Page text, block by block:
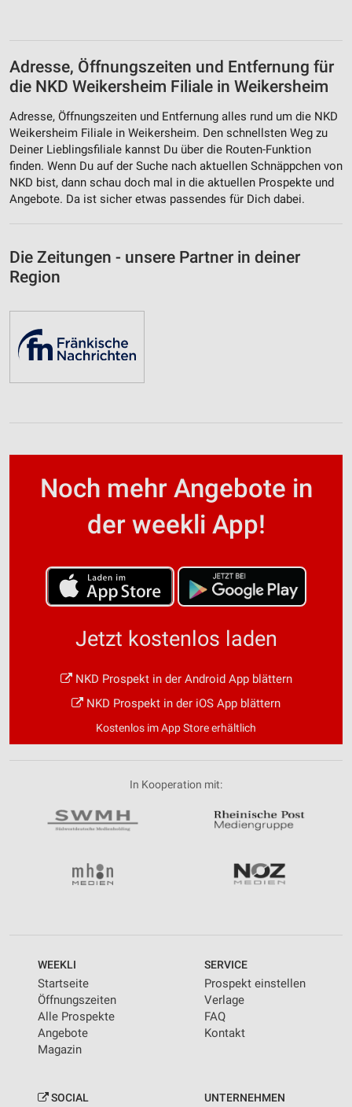
Adresse, Öffnungszeiten und Entfernung für
die NKD Weikersheim Filiale in Weikersheim
Adresse, Öffnungszeiten und Entfernung alles rund um die NKD
Weikersheim Filiale in Weikersheim. Den schnellsten Weg zu
Deiner Lieblingsfiliale kannst Du über die Routen-Funktion
finden. Wenn Du auf der Suche nach aktuellen Schnäppchen von
NKD bist, dann schau doch mal in die aktuellen Prospekte und
Angebote. Da ist sicher etwas passendes für Dich dabei.
Die Zeitungen - unsere Partner in deiner
Region
Noch mehr Angebote in
der weekli App!
Jetzt kostenlos laden
NKD Prospekt in der Android App blättern
NKD Prospekt in der iOS App blättern
Kostenlos im App Store erhältlich
In Kooperation mit:
WEEKLI
Startseite
Öffnungszeiten
Alle Prospekte
Angebote
Magazin
SERVICE
Prospekt einstellen
Verlage
FAQ
Kontakt
SOCIAL UNTERNEHMEN